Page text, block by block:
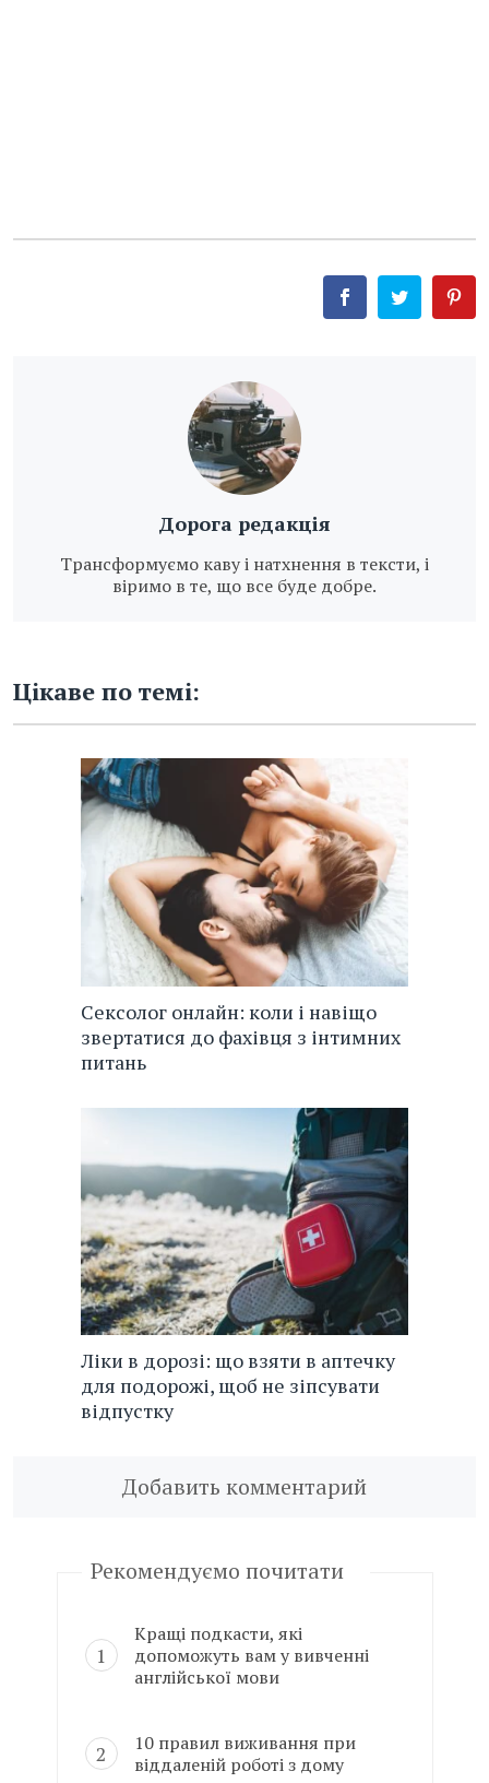
Дорога редакція
Трансформуємо каву і натхнення в тексти, і
віримо в те, що все буде добре.
Цікаве по темі:
Сексолог онлайн: коли і навіщо
звертатися до фахівця з інтимних
питань
Ліки в дорозі: що взяти в аптечку
для подорожі, щоб не зіпсувати
відпустку
Добавить комментарий
Рекомендуємо почитати
Кращі подкасти, які
допоможуть вам у вивченні
англійської мови
10 правил виживання при
віддаленій роботі з дому